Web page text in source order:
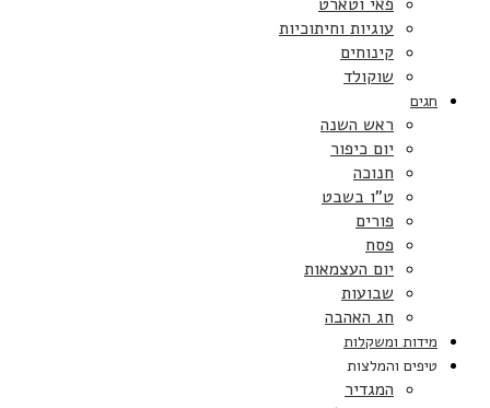
עוגיות וחיתוכיות
קינוחים
שוקולד
חגים
ראש השנה
יום כיפור
חנוכה
ט”ו בשבט
פורים
פסח
יום העצמאות
שבועות
חג האהבה
מידות ומשקלות
טיפים והמלצות
המגדיר